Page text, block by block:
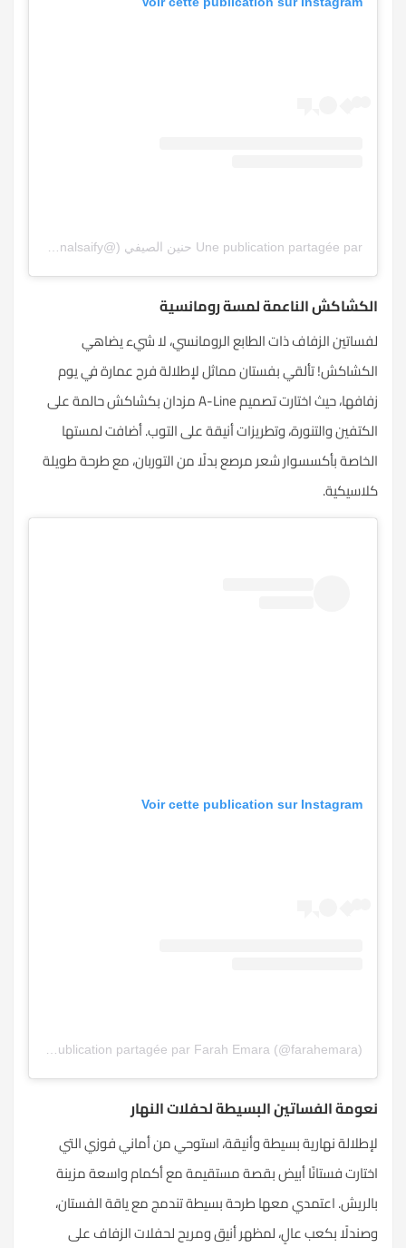
الكشاكش الناعمة لمسة رومانسية
لفساتين الزفاف ذات الطابع الرومانسي، لا شيء يضاهي
الكشاكش! تألقي بفستان مماثل لإطلالة فرح عمارة في يوم
زفافها، حيث اختارت تصميم A-Line مزدان بكشاكش حالمة على
الكتفين والتنورة، وتطريزات أنيقة على التوب. أضافت لمستها
الخاصة بأكسسوار شعر مرصع بدلًا من التوربان، مع طرحة طويلة
كلاسيكية.
Voir cette publication sur Instagram
نعومة الفساتين البسيطة لحفلات النهار
لإطلالة نهارية بسيطة وأنيقة، استوحي من أماني فوزي التي
اختارت فستانًا أبيض بقصة مستقيمة مع أكمام واسعة مزينة
بالريش. اعتمدي معها طرحة بسيطة تندمج مع ياقة الفستان،
وصندلًا بكعب عالٍ، لمظهر أنيق ومريح لحفلات الزفاف على